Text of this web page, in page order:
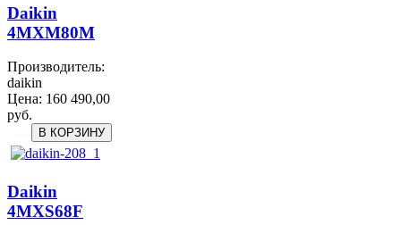
Daikin
4MXM80M
Производитель:
daikin
Цена: 160 490,00
руб.
Daikin
4MXS68F